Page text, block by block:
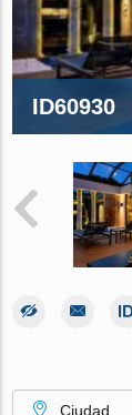
ID60930
Ciudad